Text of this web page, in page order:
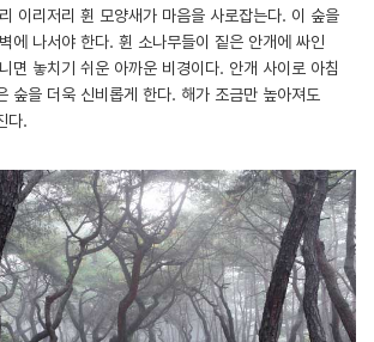
이리저리 휜 모양새가 마음을 사로잡는다. 이 숲을
에 나서야 한다. 휜 소나무들이 짙은 안개에 싸인
면 놓치기 쉬운 아까운 비경이다. 안개 사이로 아침
숲을 더욱 신비롭게 한다. 해가 조금만 높아져도
다.